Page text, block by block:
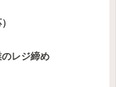
のレジ締め